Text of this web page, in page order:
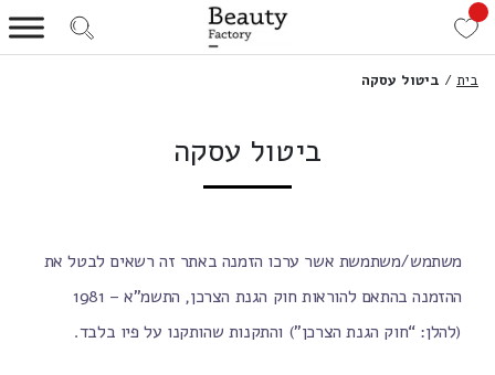
בית / ביטול עסקה
ביטול עסקה
משתמש/משתמשת אשר ערכו הזמנה באתר זה רשאים לבטל את
ההזמנה בהתאם להוראות חוק הגנת הצרכן, התשמ”א – 1981
(להלן: “חוק הגנת הצרכן”) והתקנות שהותקנו על פיו בלבד.